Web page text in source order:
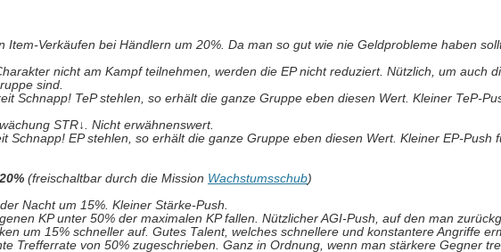
Item-Verkäufen bei Händlern um 20%. Da man so gut wie nie Geldprobleme haben
nicht am Kampf teilnehmen, werden die EP nicht reduziert. Nützlich, um auch
sind.
Schnapp! TeP stehlen, so erhält die ganze Gruppe eben diesen Wert. Kleiner TeP-
STR↓
. Nicht erwähnenswert.
Schnapp! EP stehlen, so erhält die ganze Gruppe eben diesen Wert. Kleiner EP-Push
(freischaltbar durch die Mission Wachstumsschub)
Nacht um 15%. Kleiner Stärke-Push.
KP unter 50% der maximalen KP fallen. Nützlicher AGI-Push, auf den man
um 15% schneller auf. Gutes Talent, welches schnellere und konstantere Angriffe
Trefferrate von 50% zugeschrieben. Ganz in Ordnung, wenn man stärkere Gegner